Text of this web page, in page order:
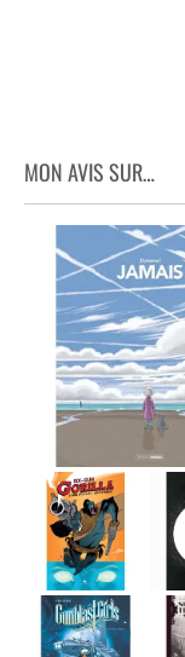
MON AVIS SUR…